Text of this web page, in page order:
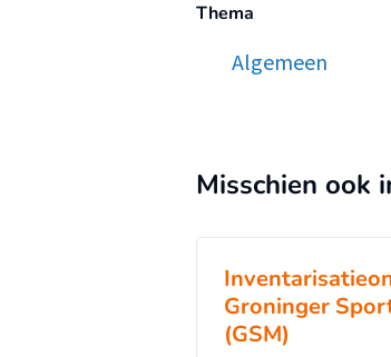
Thema
Algemeen
Misschien ook
Groninger
(GSM)